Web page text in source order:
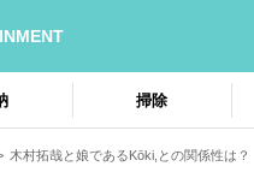
掃除
木村拓哉と娘であるKōki,との関係性は